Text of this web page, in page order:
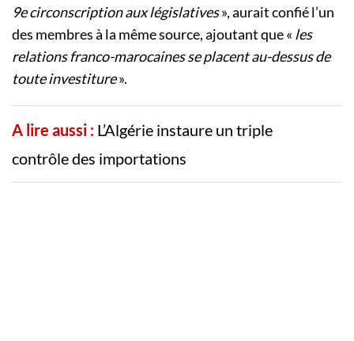
9e circonscription aux législatives», aurait confié l’un
des membres à la même source, ajoutant que « les
relations franco-marocaines se placent au-dessus de
toute investiture».
A lire aussi : L’Algérie instaure un triple
contrôle des importations